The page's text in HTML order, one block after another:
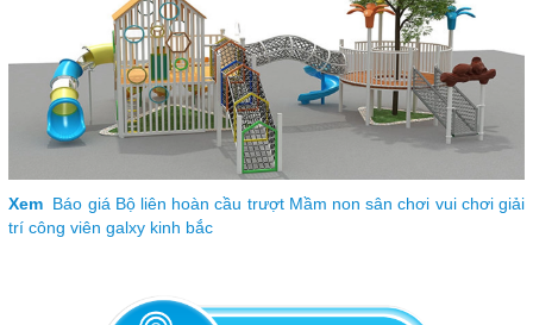
Xem Báo giá Bộ liên hoàn cầu trượt Mầm non sân chơi vui chơi giải
trí công viên galxy kinh bắc